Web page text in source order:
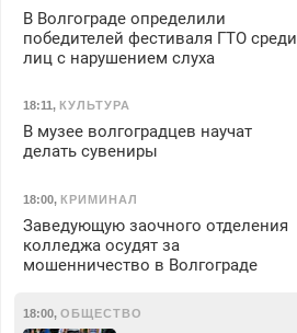
В Волгограде определили
победителей фестиваля ГТО среди
лиц с нарушением слуха
18:11 , КУЛЬТУРА
В музее волгоградцев научат
делать сувениры
18:00, КРИМИНАЛ
Заведующую заочного отделения
колледжа осудят за
мошенничество в Волгограде
18:00, ОБЩЕСТВО